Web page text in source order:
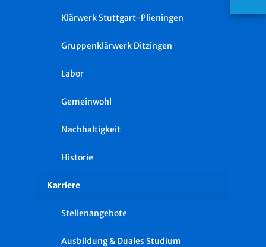
Klärwerk Stuttgart-Plieningen
Gruppenklärwerk Ditzingen
Labor
Gemeinwohl
Nachhaltigkeit
Historie
Karriere
Stellenangebote
Ausbildung & Duales Studium